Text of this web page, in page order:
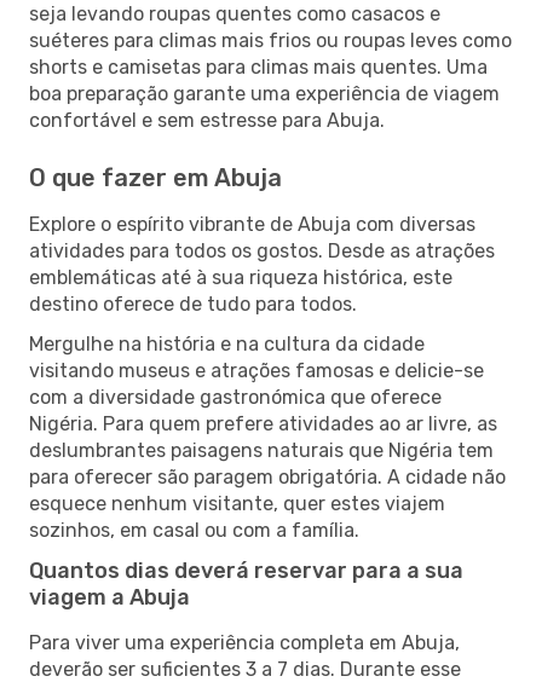
seja levando roupas quentes como casacos e
suéteres para climas mais frios ou roupas leves como
shorts e camisetas para climas mais quentes. Uma
boa preparação garante uma experiência de viagem
confortável e sem estresse para Abuja.
O que fazer em Abuja
Explore o espírito vibrante de Abuja com diversas
atividades para todos os gostos. Desde as atrações
emblemáticas até à sua riqueza histórica, este
destino oferece de tudo para todos.
Mergulhe na história e na cultura da cidade
visitando museus e atrações famosas e delicie-se
com a diversidade gastronómica que oferece
Nigéria. Para quem prefere atividades ao ar livre, as
deslumbrantes paisagens naturais que Nigéria tem
para oferecer são paragem obrigatória. A cidade não
esquece nenhum visitante, quer estes viajem
sozinhos, em casal ou com a família.
Quantos dias deverá reservar para a sua
viagem a Abuja
Para viver uma experiência completa em Abuja,
deverão ser suficientes 3 a 7 dias. Durante esse